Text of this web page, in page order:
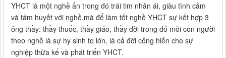
YHCT là một nghề ẩn trong đó trái tim nhân ái, giàu tình cảm
và tâm huyết với nghề,mà để làm tốt nghề YHCT sự kết hợp 3
ông thầy: thầy thuốc, thầy giáo, thầy đời trong đó mỗi con người
theo nghề là sự hy sinh to lớn, là cả đời cống hiến cho sự
nghiệp thừa kế và phát triển YHCT.